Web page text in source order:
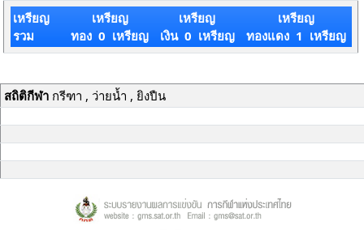
เหรียญ
รวม
เหรียญ
ทอง 0 เหรียญ
เหรียญ
เงิน 0 เหรียญ
เหรียญ
ทองแดง 1 เหรียญ
สถิติกีฬากรีฑา , ว่ายน้ำ , ยิงปืน